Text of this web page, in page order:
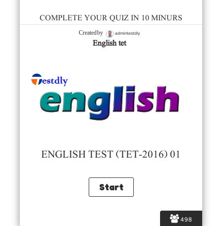
498
COMPLETE YOUR QUIZ IN 10 MINURS
Created by admintestdly
English tet
ENGLISH TEST (TET-2016) 01